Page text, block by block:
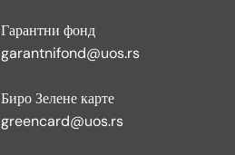
Гарантни фонд
garantnifond@uos.rs
Биро Зелене карте
greencard@uos.rs